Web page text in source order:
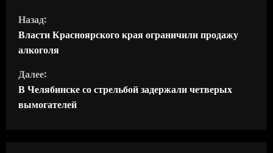
П
р
о
д
о
Назад:
Власти Красноярского края ограничили продажу
алкоголя
Далее:
В Челябинске со стрельбой задержали четверых
вымогателей